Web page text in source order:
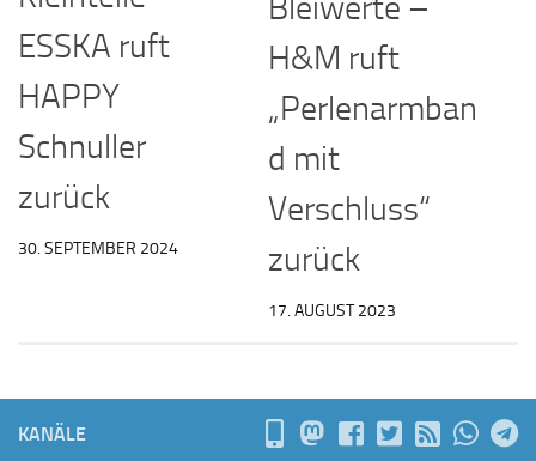
ESSKA ruft
HAPPY
Schnuller
zurück
30. SEPTEMBER 2024
H&M ruft
„Perlenarmban
d mit
Verschluss“
zurück
17. AUGUST 2023
KANÄLE